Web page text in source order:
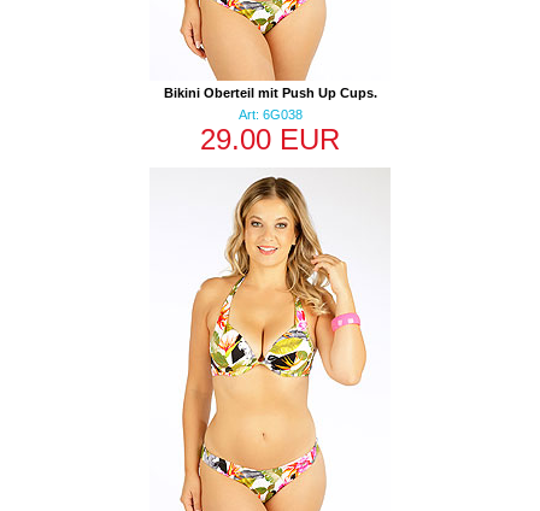
Bikini Oberteil mit Push Up Cups.
Art: 6G038
29.00 EUR